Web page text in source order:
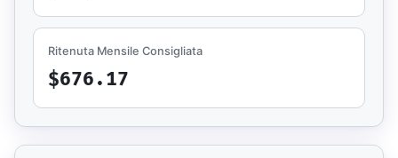
Ritenuta Mensile Consigliata
$676.17